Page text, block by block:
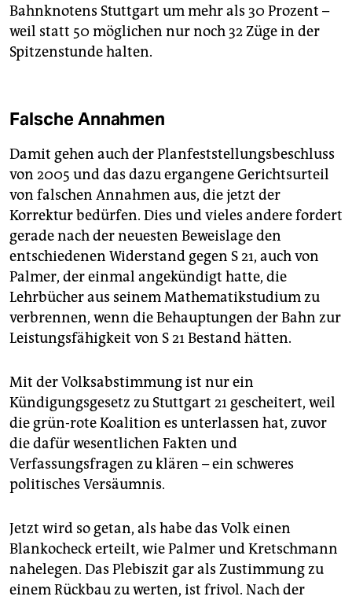
Bahnknotens Stuttgart um mehr als 30 Prozent –
weil statt 50 möglichen nur noch 32 Züge in der
Spitzenstunde halten.
Falsche Annahmen
Damit gehen auch der Planfeststellungsbeschluss
von 2005 und das dazu ergangene Gerichtsurteil
von falschen Annahmen aus, die jetzt der
Korrektur bedürfen. Dies und vieles andere fordert
gerade nach der neuesten Beweislage den
entschiedenen Widerstand gegen S 21, auch von
Palmer, der einmal angekündigt hatte, die
Lehrbücher aus seinem Mathematikstudium zu
verbrennen, wenn die Behauptungen der Bahn zur
Leistungsfähigkeit von S 21 Bestand hätten.
Mit der Volksabstimmung ist nur ein
Kündigungsgesetz zu Stuttgart 21 gescheitert, weil
die grün-rote Koalition es unterlassen hat, zuvor
die dafür wesentlichen Fakten und
Verfassungsfragen zu klären – ein schweres
politisches Versäumnis.
Jetzt wird so getan, als habe das Volk einen
Blankocheck erteilt, wie Palmer und Kretschmann
nahelegen. Das Plebiszit gar als Zustimmung zu
einem Rückbau zu werten, ist frivol. Nach der